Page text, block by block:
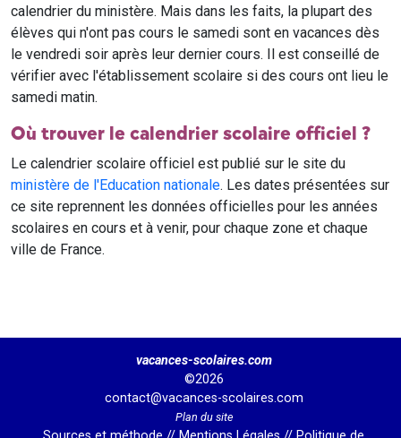
calendrier du ministère. Mais dans les faits, la plupart des
élèves qui n'ont pas cours le samedi sont en vacances dès
le vendredi soir après leur dernier cours. Il est conseillé de
vérifier avec l'établissement scolaire si des cours ont lieu le
samedi matin.
Où trouver le calendrier scolaire officiel ?
Le calendrier scolaire officiel est publié sur le site du
ministère de l'Education nationale. Les dates présentées sur
ce site reprennent les données officielles pour les années
scolaires en cours et à venir, pour chaque zone et chaque
ville de France.
vacances-scolaires.com
©2026
contact@vacances-scolaires.com
Plan du site